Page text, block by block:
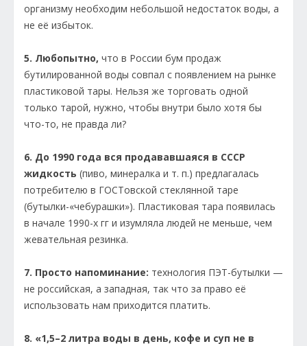
организму необходим небольшой недостаток воды, а
не её избыток.
5. Любопытно, что в России бум продаж
бутилированной воды совпал с появлением на рынке
пластиковой тары. Нельзя же торговать одной
только тарой, нужно, чтобы внутри было хотя бы
что-то, не правда ли?
6. До 1990 года вся продававшаяся в СССР
жидкость (пиво, минералка и т. п.) предлагалась
потребителю в ГОСТовской стеклянной таре
(бутылки-«чебурашки»). Пластиковая тара появилась
в начале 1990-х гг и изумляла людей не меньше, чем
жевательная резинка.
7. Просто напоминание: технология ПЭТ-бутылки —
не российская, а западная, так что за право её
использовать нам приходится платить.
8. «1,5–2 литра воды в день, кофе и суп не в